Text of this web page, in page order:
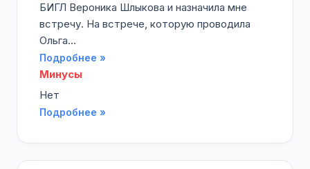
БИГЛ Вероника Шлыкова и назначила мне
встречу. На встрече, которую проводила
Ольга...
Подробнее »
Минусы
Нет
Подробнее »